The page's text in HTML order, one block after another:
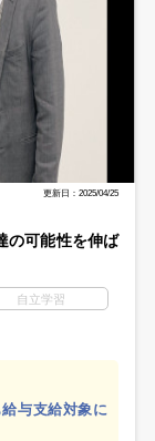
更新日：2025/04/25
の可能性を伸ば
自立学習
与支給対象に